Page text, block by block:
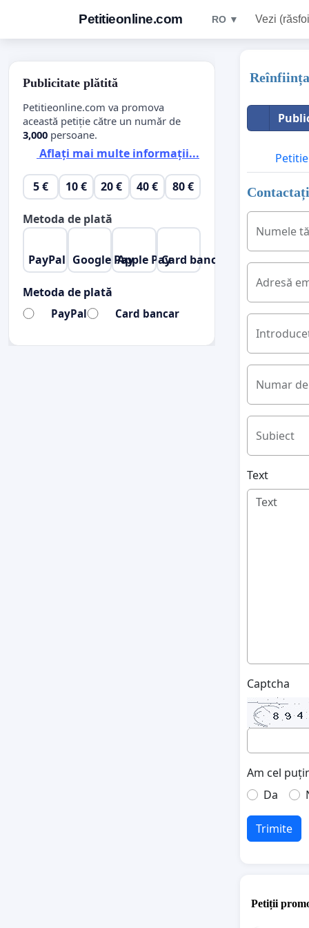
Petitieonline.com RO ▼ Vezi
Petitie
Numele
Adresă
Numar
Subiect
Text
Captcha
Am cel
Da
Trimite
Petiții
Publicitate plătită
Petitieonline.com va promova
această petiție către un număr de
3,000 persoane.
Aflați mai multe informații...
5 € 10 € 20 € 40 € 80 €
Metoda de plată
PayPal Google PayApple PayCard bancar
Metoda de plată
PayPal Card bancar